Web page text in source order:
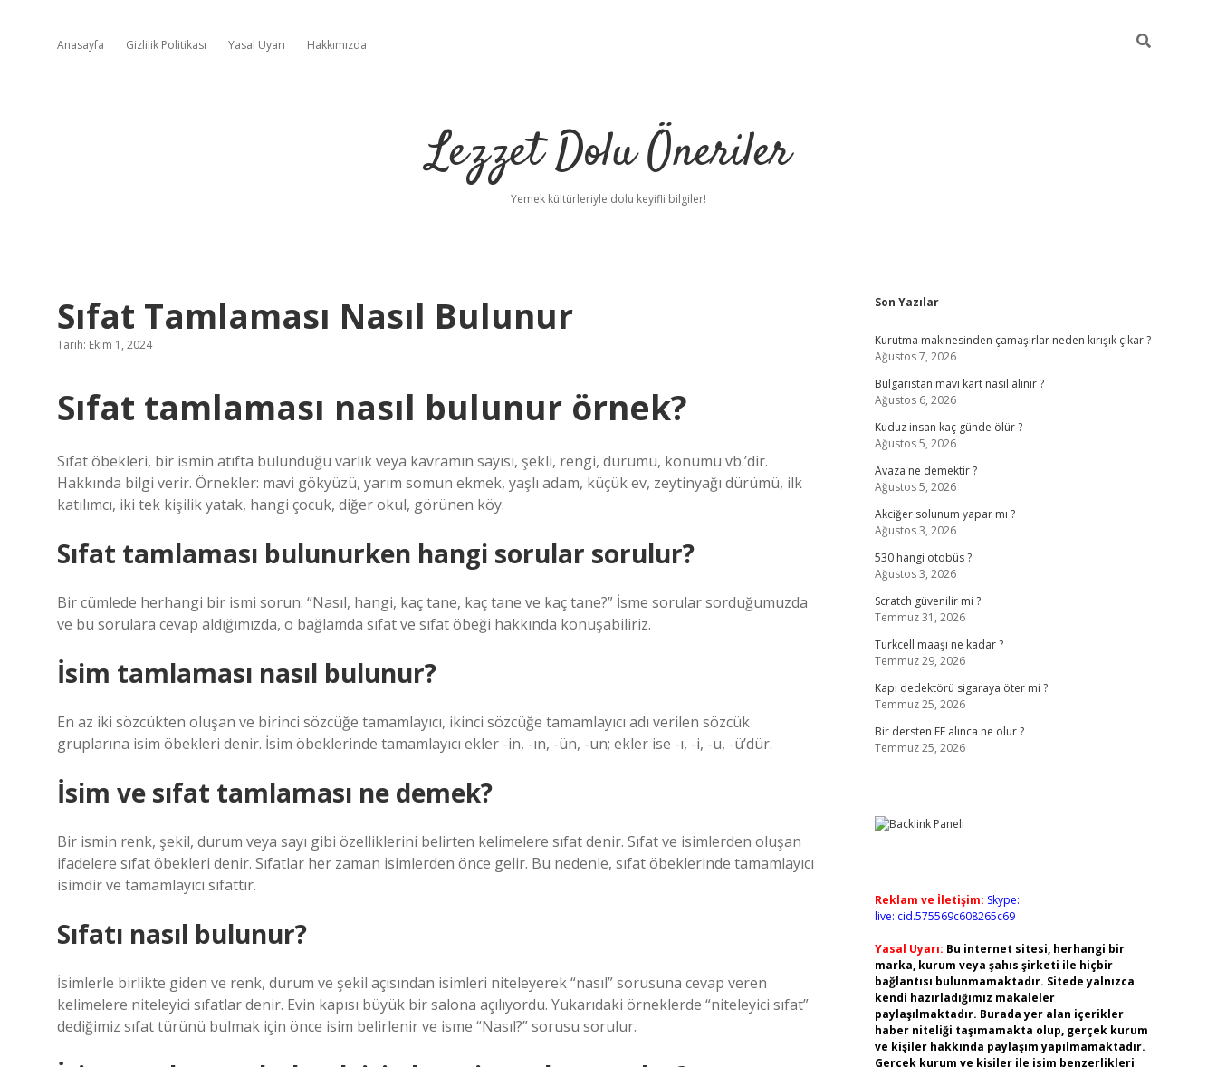
Anasayfa Gizlilik Politikası Yasal Uyarı Hakkımızda
Lezzet Dolu Öneriler
Yemek kültürleriyle dolu keyifli bilgiler!
Sıfat Tamlaması Nasıl Bulunur
Tarih: Ekim 1, 2024
Sıfat tamlaması nasıl bulunur örnek?
Sıfat öbekleri, bir ismin atıfta bulunduğu varlık veya kavramın sayısı, şekli, rengi, durumu, konumu vb.’dir.
Hakkında bilgi verir. Örnekler: mavi gökyüzü, yarım somun ekmek, yaşlı adam, küçük ev, zeytinyağı dürümü, ilk
katılımcı, iki tek kişilik yatak, hangi çocuk, diğer okul, görünen köy.
Sıfat tamlaması bulunurken hangi sorular sorulur?
Bir cümlede herhangi bir ismi sorun: “Nasıl, hangi, kaç tane, kaç tane ve kaç tane?” İsme sorular sorduğumuzda
ve bu sorulara cevap aldığımızda, o bağlamda sıfat ve sıfat öbeği hakkında konuşabiliriz.
İsim tamlaması nasıl bulunur?
En az iki sözcükten oluşan ve birinci sözcüğe tamamlayıcı, ikinci sözcüğe tamamlayıcı adı verilen sözcük
gruplarına isim öbekleri denir. İsim öbeklerinde tamamlayıcı ekler -in, -ın, -ün, -un; ekler ise -ı, -i, -u, -ü’dür.
İsim ve sıfat tamlaması ne demek?
Bir ismin renk, şekil, durum veya sayı gibi özelliklerini belirten kelimelere sıfat denir. Sıfat ve isimlerden oluşan
ifadelere sıfat öbekleri denir. Sıfatlar her zaman isimlerden önce gelir. Bu nedenle, sıfat öbeklerinde tamamlayıcı
isimdir ve tamamlayıcı sıfattır.
Sıfatı nasıl bulunur?
İsimlerle birlikte giden ve renk, durum ve şekil açısından isimleri niteleyerek “nasıl” sorusuna cevap veren
kelimelere niteleyici sıfatlar denir. Evin kapısı büyük bir salona açılıyordu. Yukarıdaki örneklerde “niteleyici sıfat”
dediğimiz sıfat türünü bulmak için önce isim belirlenir ve isme “Nasıl?” sorusu sorulur.
Sidebar
Son Yazılar
Kurutma makinesinden çamaşırlar neden kırışık çıkar ?
Ağustos 7, 2026
Bulgaristan mavi kart nasıl alınır ?
Ağustos 6, 2026
Kuduz insan kaç günde ölür ?
Ağustos 5, 2026
Avaza ne demektir ?
Ağustos 5, 2026
Akciğer solunum yapar mı ?
Ağustos 3, 2026
530 hangi otobüs ?
Ağustos 3, 2026
Scratch güvenilir mi ?
Temmuz 31, 2026
Turkcell maaşı ne kadar ?
Temmuz 29, 2026
Kapı dedektörü sigaraya öter mi ?
Temmuz 25, 2026
Bir dersten FF alınca ne olur ?
Temmuz 25, 2026
Reklam ve İletişim: Skype:
live:.cid.575569c608265c69
Yasal Uyarı: Bu internet sitesi, herhangi bir
marka, kurum veya şahıs şirketi ile hiçbir
bağlantısı bulunmamaktadır. Sitede yalnızca
kendi hazırladığımız makaleler
paylaşılmaktadır. Burada yer alan içerikler
haber niteliği taşımamakta olup, gerçek kurum
ve kişiler hakkında paylaşım yapılmamaktadır.
Gerçek kurum ve kişiler ile isim benzerlikleri
betcivdcasino mobil giriş